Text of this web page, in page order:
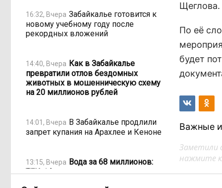
16:32, Вчера Забайкалье готовится к
новому учебному году после
рекордных вложений
14:40, Вчера Как в Забайкалье
превратили отлов бездомных
животных в мошенническую схему
на 20 миллионов рублей
14:01, Вчера В Забайкалье продлили
запрет купания на Арахлее и Кеноне
13:15, Вчера Вода за 68 миллионов:
ТГК-14 заплатит государству за
Щеглова.
По её
будет
Важные
Заметили
нажмите